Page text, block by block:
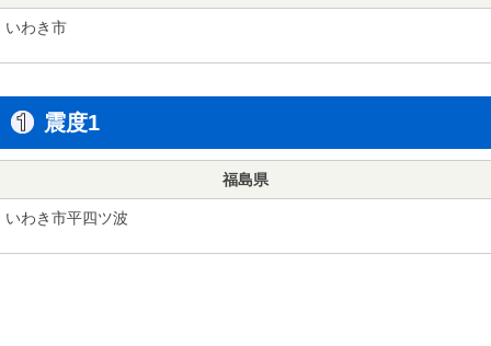
いわき市
震度1
福島県
いわき市平四ツ波